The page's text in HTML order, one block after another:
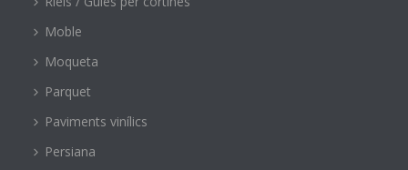
Moble
Moqueta
Parquet
Paviments vinílics
Persiana